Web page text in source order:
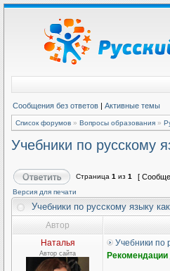
Сообщения без ответов | Активные темы
Список форумов » Вопросы образования »
Учебники по русскому
Страница 1 из 1 [
Версия для печати
Учебники по русскому языку
Автор
Наталья
Автор сайта
Учебники по